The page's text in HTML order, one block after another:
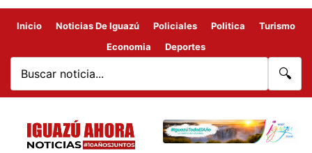
Inicio Noticias De Iguazú Policiales Politica
Turismo
Economia
Deportes
🔍